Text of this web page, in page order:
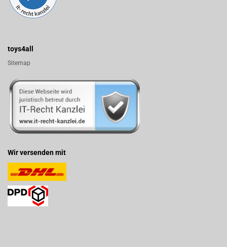
toys4all
Sitemap
Wir versenden mit